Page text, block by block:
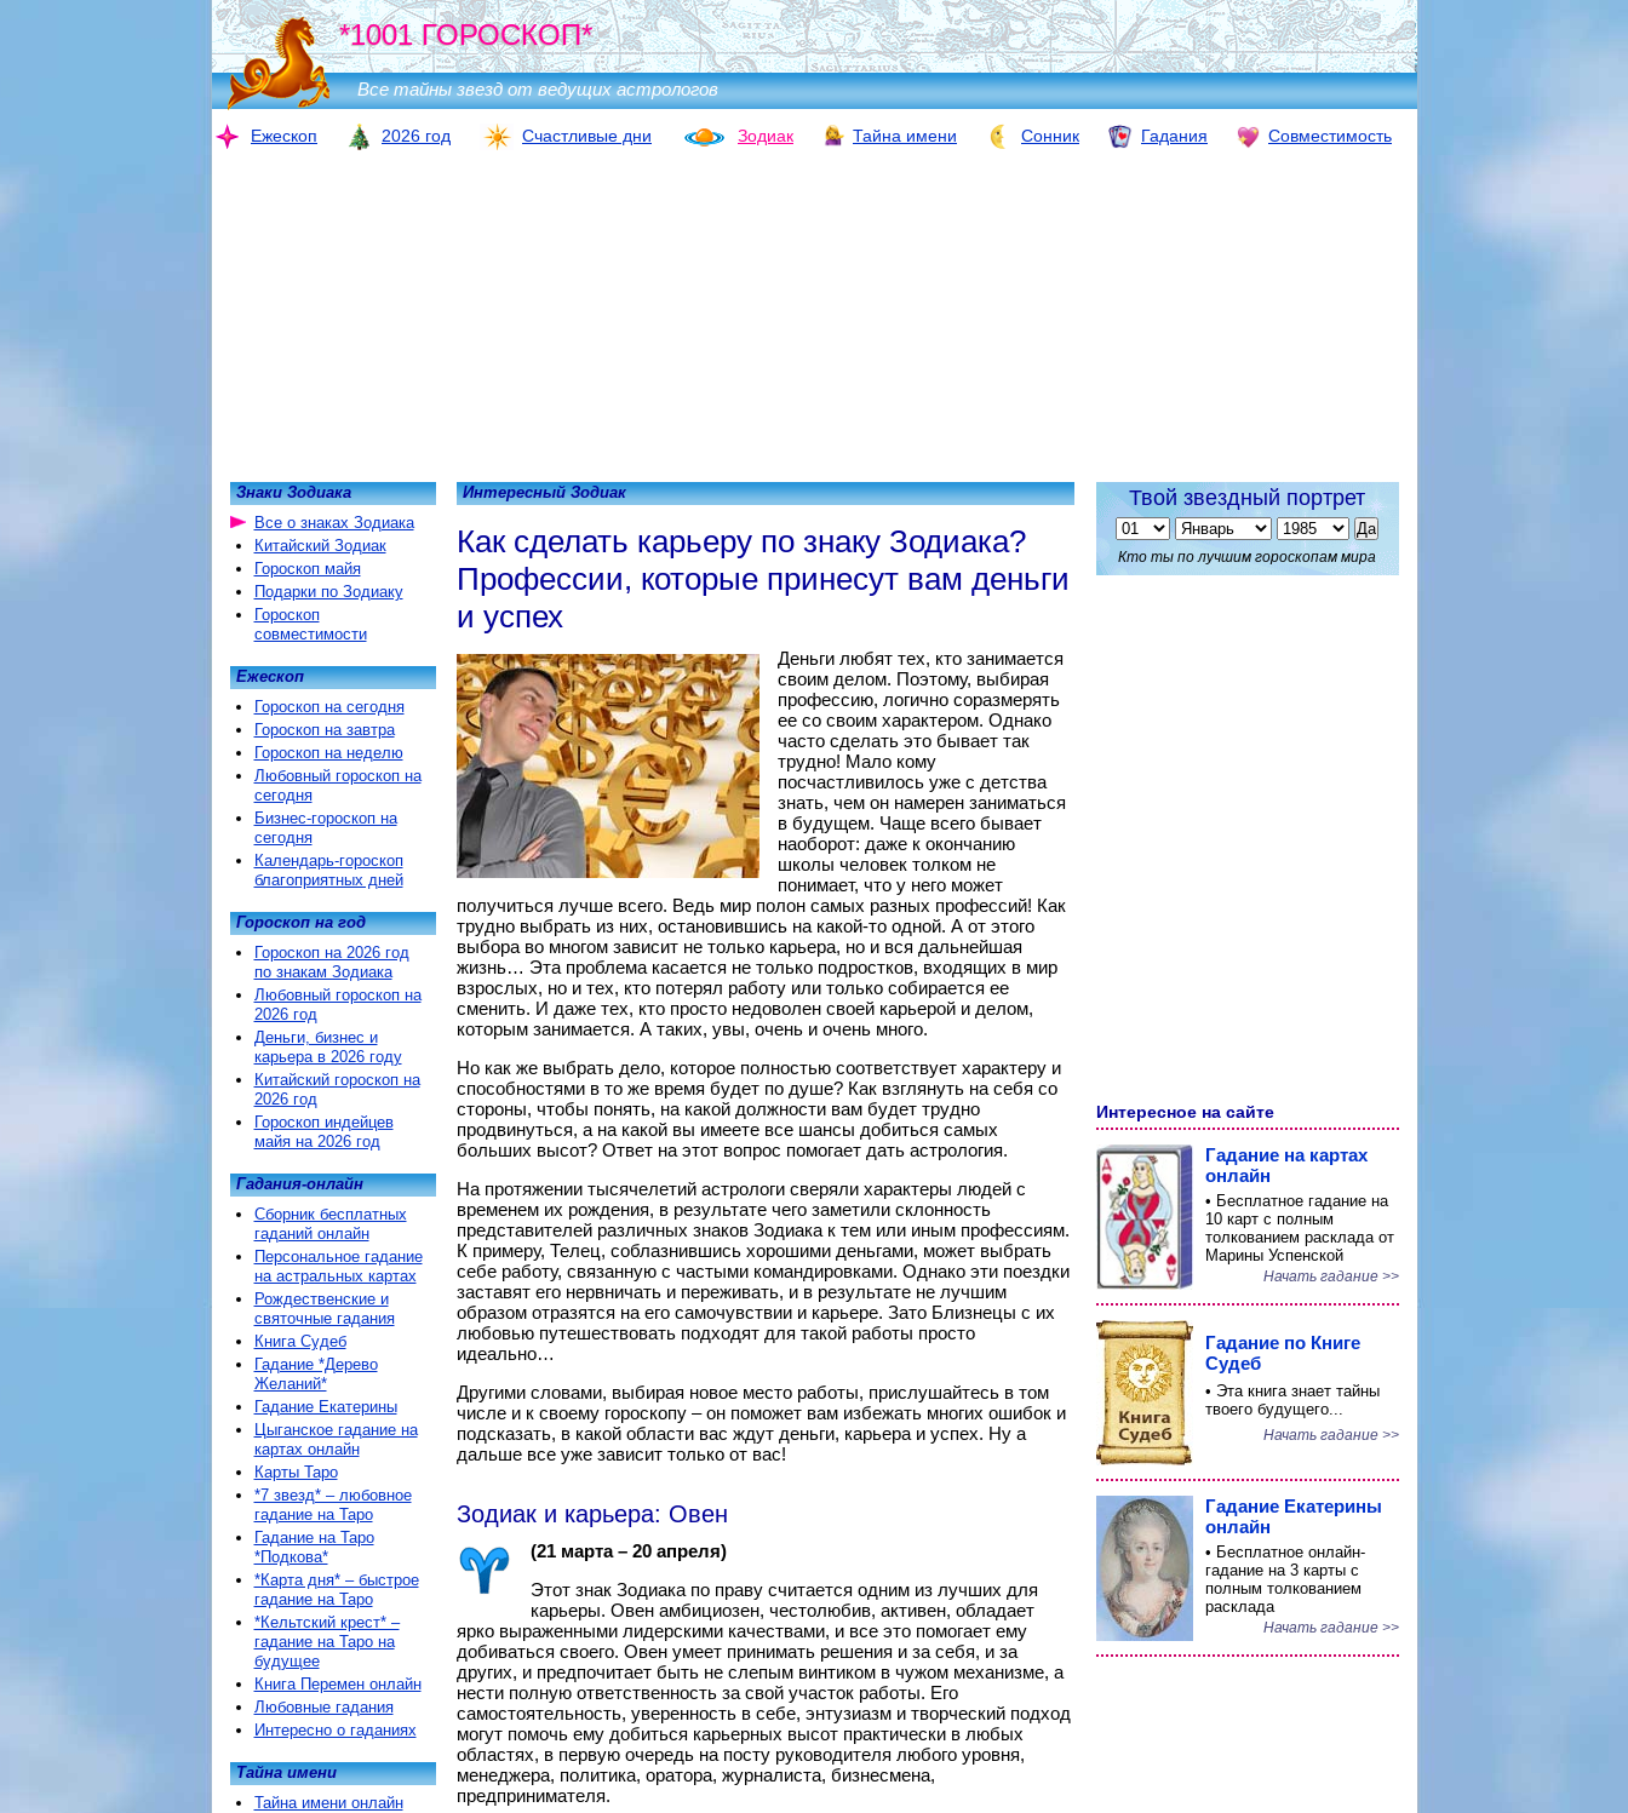
*1001 ГОРОСКОП*
Все тайны звезд от ведущих астрологов
Ежескоп 2026 год Счастливые дни Зодиак Тайна имени Сонник Гадания Совместимость
Интересный Зодиак
Как сделать карьеру по знаку Зодиака?
Профессии, которые принесут вам деньги
и успех
Деньги любят тех, кто занимается
своим делом. Поэтому, выбирая
профессию, логично соразмерять
ее со своим характером. Однако
часто сделать это бывает так
трудно! Мало кому
посчастливилось уже с детства
знать, чем он намерен заниматься
в будущем. Чаще всего бывает
наоборот: даже к окончанию
школы человек толком не
понимает, что у него может
получиться лучше всего. Ведь мир полон самых разных профессий! Как
трудно выбрать из них, остановившись на какой-то одной. А от этого
выбора во многом зависит не только карьера, но и вся дальнейшая
жизнь… Эта проблема касается не только подростков, входящих в мир
взрослых, но и тех, кто потерял работу или только собирается ее
сменить. И даже тех, кто просто недоволен своей карьерой и делом,
которым занимается. А таких, увы, очень и очень много.
Но как же выбрать дело, которое полностью соответствует характеру и
способностями в то же время будет по душе? Как взглянуть на себя со
стороны, чтобы понять, на какой должности вам будет трудно
продвинуться, а на какой вы имеете все шансы добиться самых
больших высот? Ответ на этот вопрос помогает дать астрология.
На протяжении тысячелетий астрологи сверяли характеры людей с
временем их рождения, в результате чего заметили склонность
представителей различных знаков Зодиака к тем или иным профессиям.
К примеру, Телец, соблазнившись хорошими деньгами, может выбрать
себе работу, связанную с частыми командировками. Однако эти поездки
заставят его нервничать и переживать, и в результате не лучшим
образом отразятся на его самочувствии и карьере. Зато Близнецы с их
любовью путешествовать подходят для такой работы просто
идеально…
Другими словами, выбирая новое место работы, прислушайтесь в том
числе и к своему гороскопу – он поможет вам избежать многих ошибок и
подсказать, в какой области вас ждут деньги, карьера и успех. Ну а
дальше все уже зависит только от вас!
Зодиак и карьера: Овен
(21 марта – 20 апреля)
Этот знак Зодиака по праву считается одним из лучших для
карьеры. Овен амбициозен, честолюбив, активен, обладает
ярко выраженными лидерскими качествами, и все это помогает ему
добиваться своего. Овен умеет принимать решения и за себя, и за
других, и предпочитает быть не слепым винтиком в чужом механизме, а
нести полную ответственность за свой участок работы. Его
самостоятельность, уверенность в себе, энтузиазм и творческий подход
могут помочь ему добиться карьерных высот практически в любых
областях, в первую очередь на посту руководителя любого уровня,
менеджера, политика, оратора, журналиста, бизнесмена,
предпринимателя.
Знаки Зодиака
Все о знаках Зодиака
Китайский Зодиак
Гороскоп майя
Подарки по Зодиаку
Гороскоп
совместимости
Ежескоп
Гороскоп на сегодня
Гороскоп на завтра
Гороскоп на неделю
Любовный гороскоп на
сегодня
Бизнес-гороскоп на
сегодня
Календарь-гороскоп
благоприятных дней
Гороскоп на год
Гороскоп на 2026 год
по знакам Зодиака
Любовный гороскоп на
2026 год
Деньги, бизнес и
карьера в 2026 году
Китайский гороскоп на
2026 год
Гороскоп индейцев
майя на 2026 год
Гадания-онлайн
Сборник бесплатных
гаданий онлайн
Персональное гадание
на астральных картах
Рождественские и
святочные гадания
Книга Судеб
Гадание *Дерево
Желаний*
Гадание Екатерины
Цыганское гадание на
картах онлайн
Карты Таро
*7 звезд* – любовное
гадание на Таро
Гадание на Таро
*Подкова*
*Карта дня* – быстрое
гадание на Таро
*Кельтский крест* –
гадание на Таро на
будущее
Книга Перемен онлайн
Любовные гадания
Интересно о гаданиях
Тайна имени
Тайна имени онлайн
Твой звездный портрет
Кто ты по лучшим гороскопам мира
Интересное на сайте
Гадание на картах
онлайн
• Бесплатное гадание на
10 карт с полным
толкованием расклада от
Марины Успенской
Начать гадание >>
Гадание по Книге
Судеб
• Эта книга знает тайны
твоего будущего...
Начать гадание >>
Гадание Екатерины
онлайн
• Бесплатное онлайн-
гадание на 3 карты с
полным толкованием
расклада
Начать гадание >>